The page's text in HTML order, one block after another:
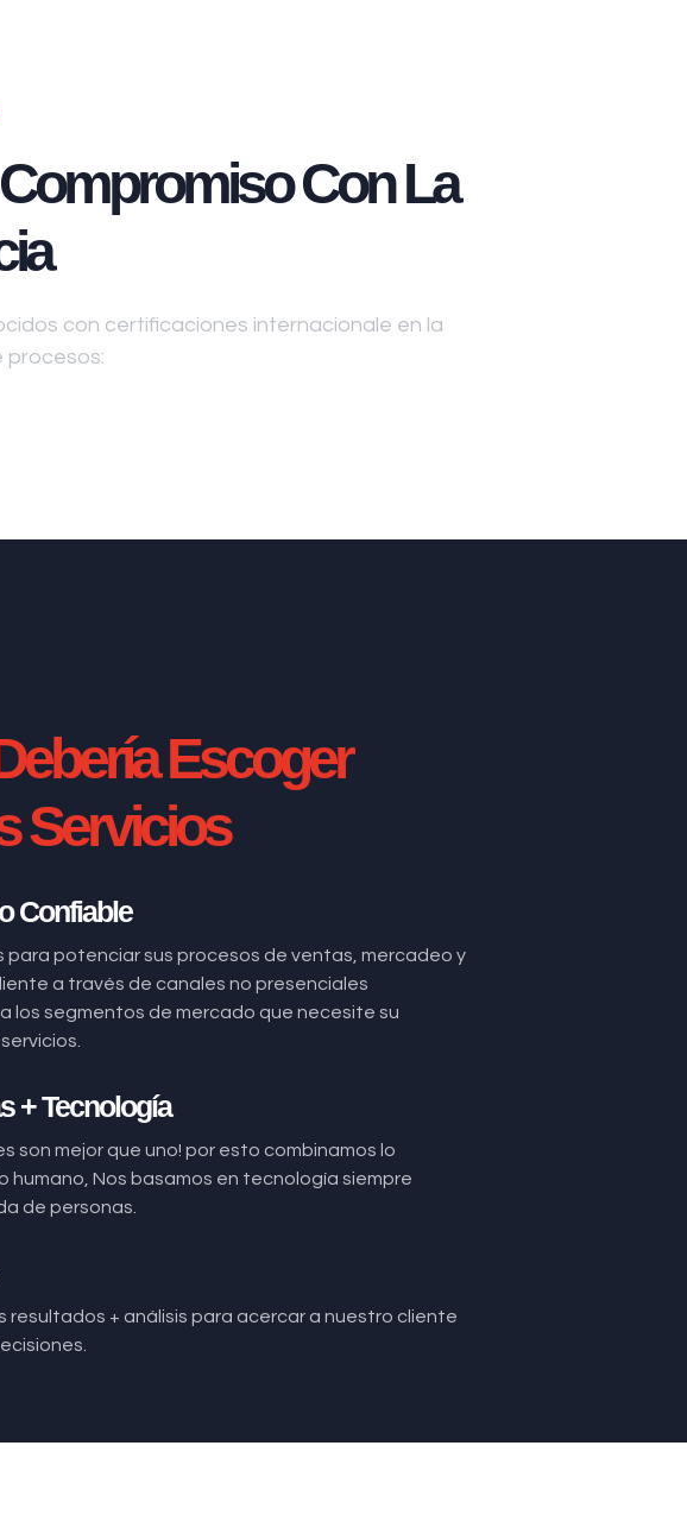
Con La
con certificaciones internacionale en la
procesos:
Escoger
Servicios
Confiable
para potenciar sus procesos de ventas, mercadeo y
a través de canales no presenciales
los segmentos de mercado que necesite su
+ Tecnología
son mejor que uno! por esto combinamos lo
humano, Nos basamos en tecnología siempre
de personas.
resultados + análisis para acercar a nuestro cliente